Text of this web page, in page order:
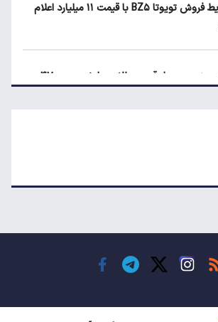
شرایط فروش تویوتا BZ۵ با قیمت ۱۱ میلیارد اعلام
پیش‌بینی جدید از قیمت طلا؛ هر اونس به ۴۷۰۰
جدید از اجرای قانون افزایش سنوات